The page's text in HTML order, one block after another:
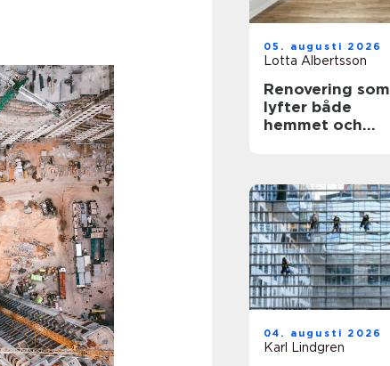
05. augusti 2026
Lotta Albertsson
Renovering som
lyfter både
hemmet och
04. augusti 2026
Karl Lindgren